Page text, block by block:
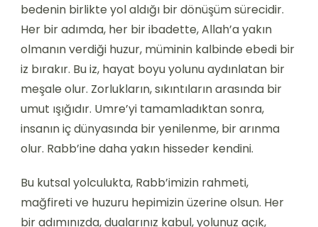
bedenin birlikte yol aldığı bir dönüşüm sürecidir.
Her bir adımda, her bir ibadette, Allah’a yakın
olmanın verdiği huzur, müminin kalbinde ebedi bir
iz bırakır. Bu iz, hayat boyu yolunu aydınlatan bir
meşale olur. Zorlukların, sıkıntıların arasında bir
umut ışığıdır. Umre’yi tamamladıktan sonra,
insanın iç dünyasında bir yenilenme, bir arınma
olur. Rabb’ine daha yakın hisseder kendini.
Bu kutsal yolculukta, Rabb’imizin rahmeti,
mağfireti ve huzuru hepimizin üzerine olsun. Her
bir adımınızda, dualarınız kabul, yolunuz açık,